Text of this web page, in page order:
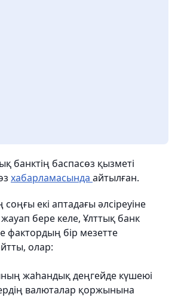
банктің баспасөз қызметі
хабарламасында айтылған.
екі аптадағы әлсіреуіне
бере келе, Ұлттық банк
фактордың бір мезетте
олар:
жаһандық деңгейде күшеюі
валюталар қоржынына